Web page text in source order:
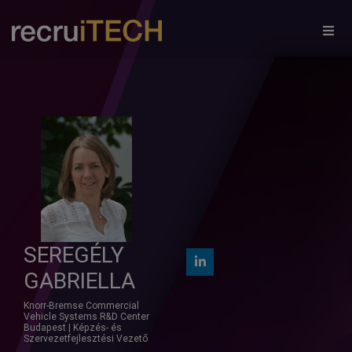
×
SEREGÉLY
GABRIELLA
Knorr-Bremse Commercial
Vehicle Systems R&D Center
Budapest | Képzés- és
Szervezetfejlesztési Vezető